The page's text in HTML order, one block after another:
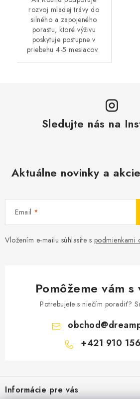
rozvoj mladej trávy do
silného a zapojeného
porastu, ktoré výživu
poskytuje postupne v
priebehu 4-5 mesiacov.
Sledujte nás na
Aktuálne novinky a
Email
Vložením e-mailu súhlasíte s podmienkami
Pomôžeme vám
Potrebujete s niečím poradiť?
obchod@
+421 910
pInformácie pre vás